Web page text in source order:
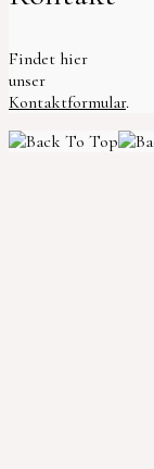
Findet hier
unser
Kontaktformular.